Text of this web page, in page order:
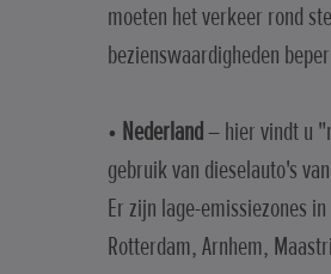
moeten het verkeer rond
bezienswaardigheden
• Nederland– hier vindt u
gebruik van dieselauto's
Er zijn lage-emissiezones
Rotterdam, Arnhem,